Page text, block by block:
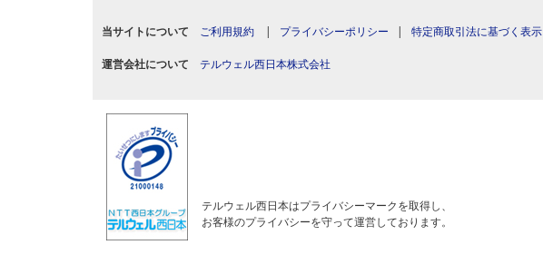
当サイトについて ご利用規約 | プライバシーポリシー | 特定商取引法に基づく表示
運営会社について テルウェル西日本株式会社
テルウェル西日本はプライバシーマークを取得し、
お客様のプライバシーを守って運営しております。